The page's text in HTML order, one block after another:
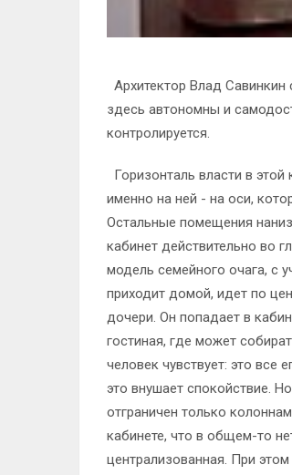
Архитектор Влад Савинкин
здесь автономны и
контролируется.
Горизонталь власти в этой
именно на ней - на оси,
Остальные помещения
кабинет действительно во
модель семейного очага, с
приходит домой, идет по
дочери. Он попадает в
гостиная, где может
человек чувствует: это все
это внушает спокойствие.
отграничен только
кабинете, что в общем-то
централизованная. При